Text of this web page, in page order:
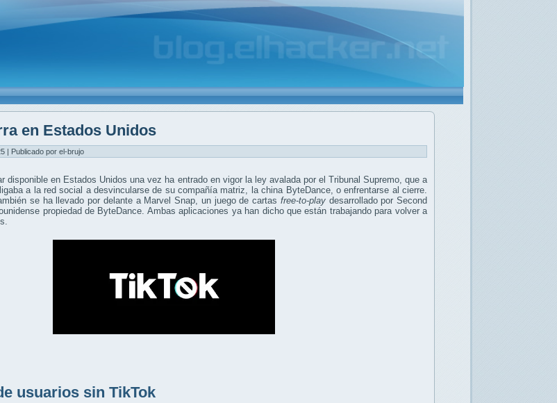
en Estados Unidos
| Publicado por el-brujo
disponible en Estados Unidos una vez ha entrado en vigor la ley avalada por el Tribunal Supremo, que a
a la red social a desvincularse de su compañía matriz, la china ByteDance, o enfrentarse al cierre.
se ha llevado por delante a Marvel Snap, un juego de cartas free-to-playdesarrollado por Second
propiedad de ByteDance. Ambas aplicaciones ya han dicho que están trabajando para volver a
usuarios sin TikTok